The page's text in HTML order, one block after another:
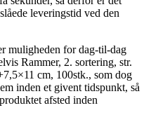
leveringstid ved den
muligheden for dag-til-dag
Rammer, 2. sortering, str.
cm, 100stk., som dog
inden et givent tidspunkt, så
afsted inden